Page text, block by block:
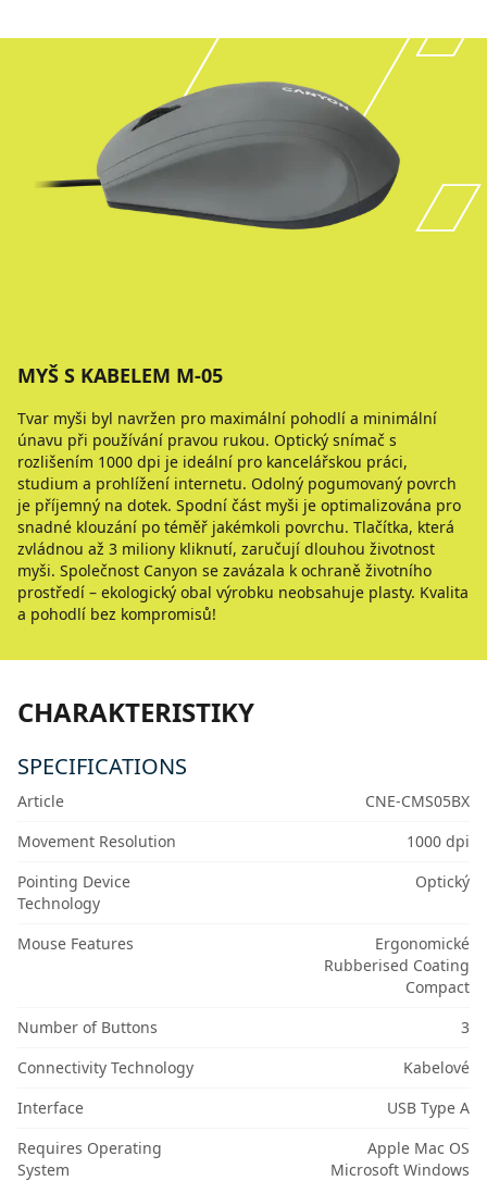
MYŠ S KABELEM M-05
Tvar myši byl navržen pro maximální pohodlí a minimální
únavu při používání pravou rukou. Optický snímač s
rozlišením 1000 dpi je ideální pro kancelářskou práci,
studium a prohlížení internetu. Odolný pogumovaný povrch
je příjemný na dotek. Spodní část myši je optimalizována pro
snadné klouzání po téměř jakémkoli povrchu. Tlačítka, která
zvládnou až 3 miliony kliknutí, zaručují dlouhou životnost
myši. Společnost Canyon se zavázala k ochraně životního
prostředí – ekologický obal výrobku neobsahuje plasty. Kvalita
a pohodlí bez kompromisů!
CHARAKTERISTIKY
SPECIFICATIONS
Article
CNE-CMS05BX
Movement Resolution
1000 dpi
Pointing Device
Technology
Optický
Mouse Features
Ergonomické
Rubberised Coating
Compact
Number of Buttons
3
Connectivity Technology
Kabelové
Interface
USB Type A
Requires Operating
System
Apple Mac OS
Microsoft Windows